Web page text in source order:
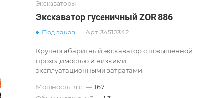
Экскаваторы
Экскаватор гусеничный ZOR 886
Под заказ Арт. 34512342
Крупногабаритный экскаватор с повышенной
проходимостью и низкими
эксплуатационными затратами.
Мощность, л.с. — 167